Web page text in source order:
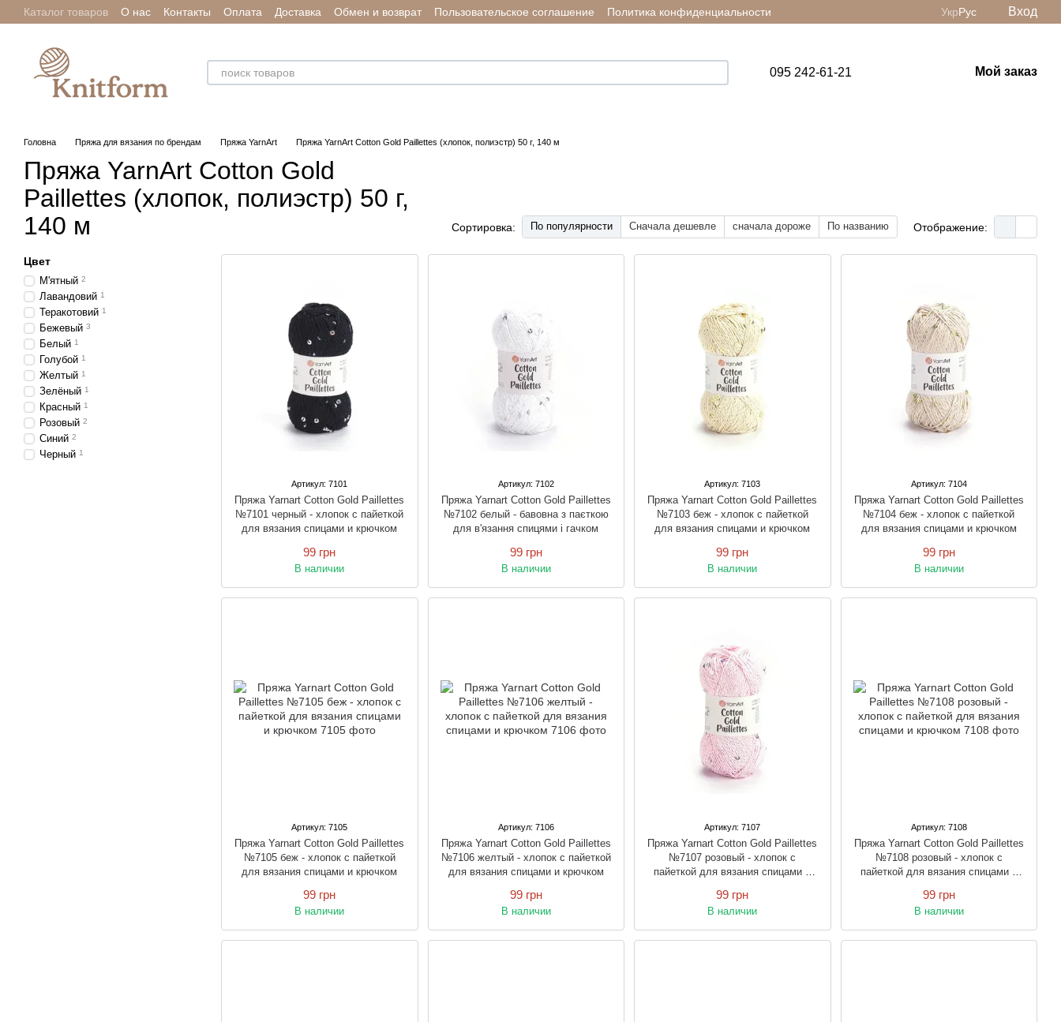
Перейти к основному контенту
Каталог товаров О нас Контакты Оплата Доставка Обмен и возврат Пользовательское соглашение
Политика конфиденциальности
Отзывы о магазине
УкрРус Вход
095 242-61-21 Мой заказ
Головна Пряжа для вязания по брендам Пряжа YarnArt Пряжа YarnArt Cotton Gold Paillettes (хлопок, полиэстр) 50 г, 140 м
Пряжа YarnArt Cotton Gold
Paillettes (хлопок, полиэстр) 50 г,
140 м
Сортировка: По популярности Сначала дешевле сначала дороже По названию Отображение:
Артикул: 7101
Пряжа Yarnart Cotton Gold Paillettes
№7101 черный - хлопок с пайеткой
для вязания спицами и крючком
99 грн
В наличии
Артикул: 7102
Пряжа Yarnart Cotton Gold Paillettes
№7102 белый - бавовна з паєткою
для в'язання спицями і гачком
99 грн
В наличии
Артикул: 7103
Пряжа Yarnart Cotton Gold Paillettes
№7103 беж - хлопок с пайеткой
для вязания спицами и крючком
99 грн
В наличии
Артикул: 7104
Пряжа Yarnart Cotton Gold Paillettes
№7104 беж - хлопок с пайеткой
для вязания спицами и крючком
99 грн
В наличии
Артикул: 7105
Пряжа Yarnart Cotton Gold Paillettes
№7105 беж - хлопок с пайеткой
для вязания спицами и крючком
99 грн
В наличии
Артикул: 7106
Пряжа Yarnart Cotton Gold Paillettes
№7106 желтый - хлопок с пайеткой
для вязания спицами и крючком
99 грн
В наличии
Артикул: 7107
Пряжа Yarnart Cotton Gold Paillettes
№7107 розовый - хлопок с
пайеткой для вязания спицами и
99 грн
В наличии
Артикул: 7108
Пряжа Yarnart Cotton Gold Paillettes
№7108 розовый - хлопок с
пайеткой для вязания спицами и
99 грн
В наличии
Цвет
М'ятный 2
Лавандовий 1
Теракотовий 1
Бежевый 3
Белый 1
Голубой 1
Желтый 1
Зелёный 1
Красный 1
Розовый 2
Синий 2
Черный 1